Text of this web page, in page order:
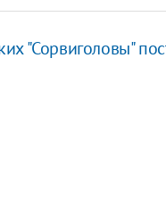
"Сорвиголовы"